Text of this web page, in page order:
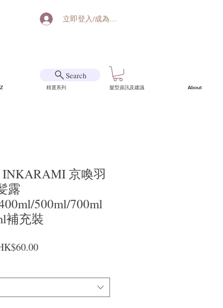
立即登入/成為會員
Search
精選系列 髮型資訊及建議 About
京喚羽
露
500ml/700ml
補充裝
般價格促銷價格